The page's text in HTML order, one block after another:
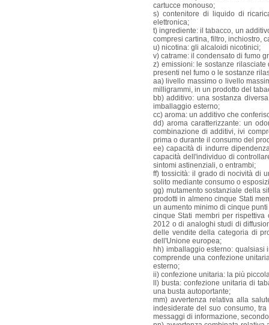
cartucce monouso;
s) contenitore di liquido di
elettronica;
t) ingrediente: il tabacco, un
compresi cartina, filtro, inchiostro,
u) nicotina: gli alcaloidi nicotinici;
v) catrame: il condensato di fumo
z) emissioni: le sostanze
presenti nel fumo o le sostanze
aa) livello massimo o livello
milligrammi, in un prodotto del
bb) additivo: una sostanza
imballaggio esterno;
cc) aroma: un additivo che
dd) aroma caratterizzante: un
combinazione di additivi, ivi
prima o durante il consumo del
ee) capacità di indurre
capacità dell'individuo di
sintomi astinenziali, o entrambi;
ff) tossicità: il grado di nocività di
solito mediante consumo o
gg) mutamento sostanziale della
prodotti in almeno cinque Stati
un aumento minimo di cinque
cinque Stati membri per
2012 o di analoghi studi di
delle vendite della categoria di
dell'Unione europea;
hh) imballaggio esterno:
comprende una confezione
esterno;
ii) confezione unitaria: la più
ll) busta: confezione unitaria di
una busta autoportante;
mm) avvertenza relativa alla
indesiderate del suo consumo,
messaggi di informazione,